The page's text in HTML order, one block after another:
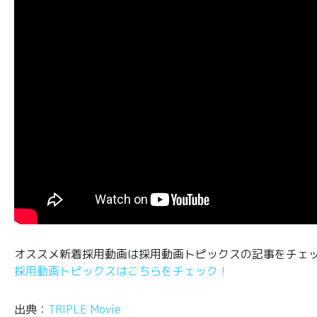
オススメ新着採用動画は採用動画トピックスの記事をチェ
採用動画トピックスはこちらをチェック！
出典： TRIPLE Movie